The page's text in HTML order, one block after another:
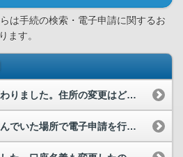
は手続の検索・電子申請に関するお
ます。
引っ越したため住所が変わりました。住所の変更はどのようにしたらいいでしょうか。
引越をしました。前に住んでいた場所で電子申請を行っていますが、引越後の場所では、再度電子申請を...